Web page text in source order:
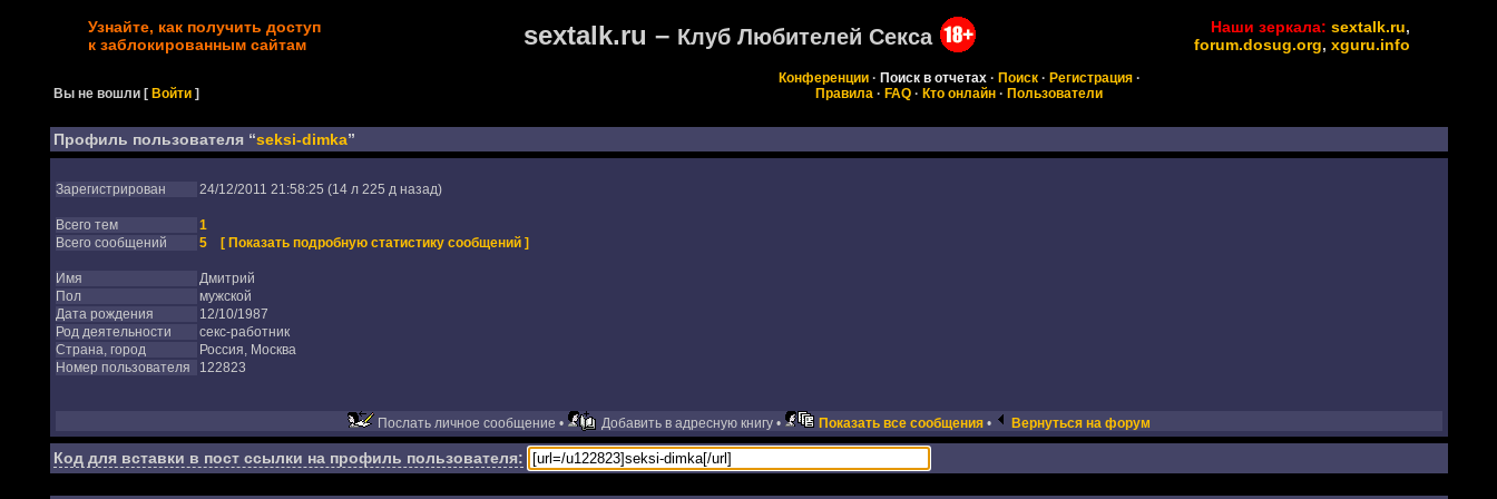
Узнайте, как получить доступ
к заблокированным сайтам
sextalk.ru – Клуб Любителей Секса Наши зеркала: sextalk.ru,
forum.dosug.org, xguru.info
Вы не вошли [Войти ]
Конференции· Поиск в отчетах· Поиск· Регистрация·
Правила · FAQ · Кто онлайн · Пользователи
Профиль пользователя “seksi-dimka”
Зарегистрирован 24/12/2011 21:58:25 (14 л 225 д назад)
Всего тем
1
Всего сообщений
5 [ Показать подробную статистику сообщений ]
Имя
Дмитрий
Пол
мужской
Дата рождения
12/10/1987
Род деятельности
секс-работник
Страна, город
Россия, Москва
Номер пользователя
122823
Послать личное сообщение • Добавить в адресную книгу • Показать все сообщения• Вернуться на форум
Код для вставки в пост ссылки на профиль пользователя: